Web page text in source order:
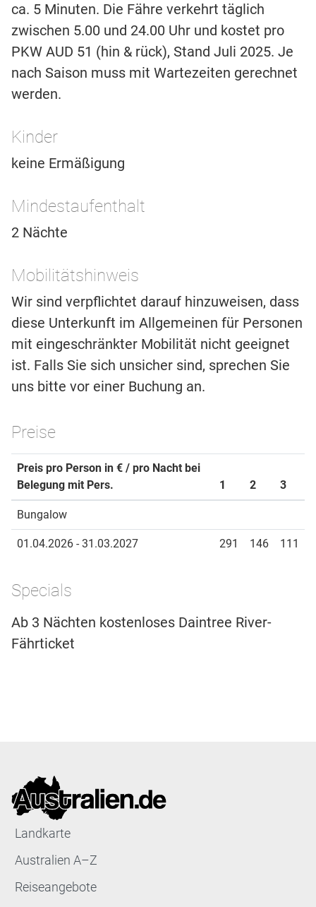
ca. 5 Minuten. Die Fähre verkehrt täglich
zwischen 5.00 und 24.00 Uhr und kostet pro
PKW AUD 51 (hin & rück), Stand Juli 2025. Je
nach Saison muss mit Wartezeiten gerechnet
werden.
Kinder
keine Ermäßigung
Mindestaufenthalt
2 Nächte
Mobilitätshinweis
Wir sind verpflichtet darauf hinzuweisen, dass
diese Unterkunft im Allgemeinen für Personen
mit eingeschränkter Mobilität nicht geeignet
ist. Falls Sie sich unsicher sind, sprechen Sie
uns bitte vor einer Buchung an.
Preise
Preis pro Person in € / pro Nacht bei
Belegung mit Pers.
1 2 3
Bungalow
01.04.2026 - 31.03.2027 291 146 111
Specials
Ab 3 Nächten kostenloses Daintree River-
Fährticket
Landkarte
Australien A–Z
Reiseangebote